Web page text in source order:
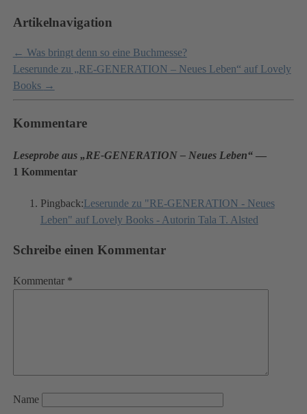
Artikelnavigation
← Was bringt denn so eine Buchmesse?
Leserunde zu „RE-GENERATION – Neues Leben“ auf Lovely
Books →
Kommentare
Leseprobe aus „RE-GENERATION – Neues Leben“—
1 Kommentar
Pingback:Leserunde zu "RE-GENERATION - Neues
Leben" auf Lovely Books - Autorin Tala T. Alsted
Schreibe einen Kommentar
Kommentar *
Name